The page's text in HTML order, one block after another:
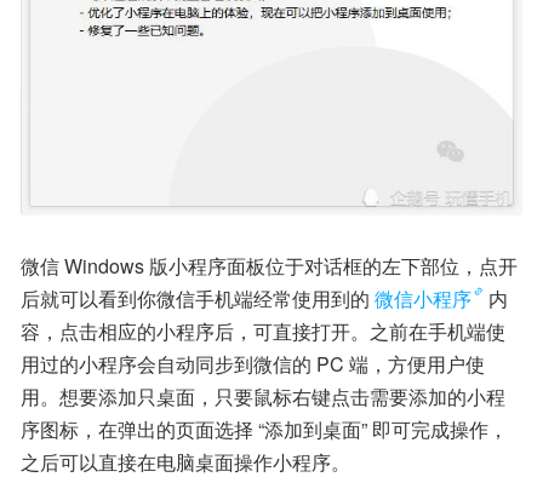
微信 Windows 版小程序面板位于对话框的左下部位，点开
后就可以看到你微信手机端经常使用到的 微信小程序
内
容，点击相应的小程序后，可直接打开。之前在手机端使
用过的小程序会自动同步到微信的 PC 端，方便用户使
用。想要添加只桌面，只要鼠标右键点击需要添加的小程
序图标，在弹出的页面选择 “添加到桌面” 即可完成操作，
之后可以直接在电脑桌面操作小程序。